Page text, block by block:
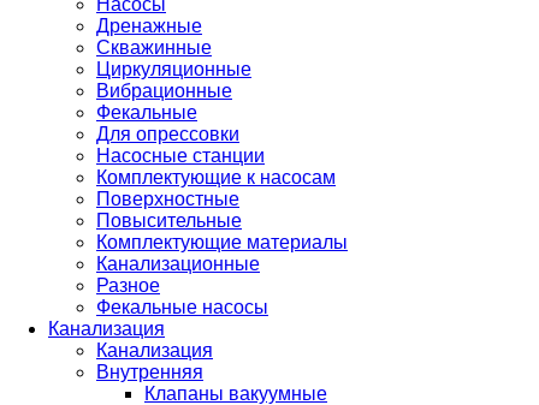
Насосы
Дренажные
Скважинные
Циркуляционные
Вибрационные
Фекальные
Для опрессовки
Насосные станции
Комплектующие к насосам
Поверхностные
Повысительные
Комплектующие материалы
Канализационные
Разное
Фекальные насосы
Канализация
Канализация
Внутренняя
Клапаны вакуумные